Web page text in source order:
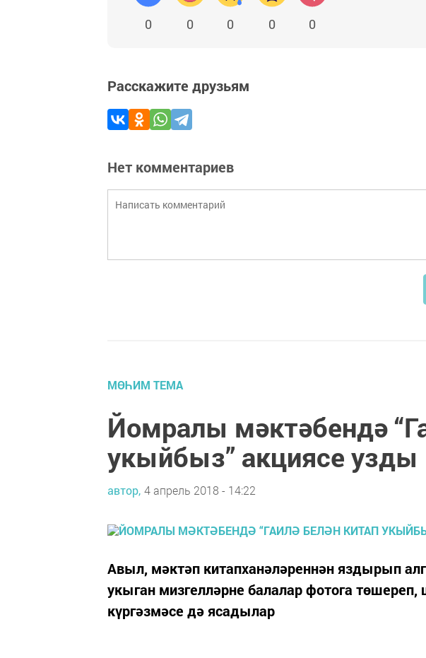
0 0 0 0 0
Расскажите друзьям
Нет комментариев
МӨҺИМ ТЕМА
Йомралы мәктәбендә
укыйбыз” акциясе узды
автор, 4 апрель 2018 - 14:22
Авыл, мәктәп китапханәләреннән яздырып
укыган мизгелләрне балалар фотога
күргәзмәсе дә ясадылар